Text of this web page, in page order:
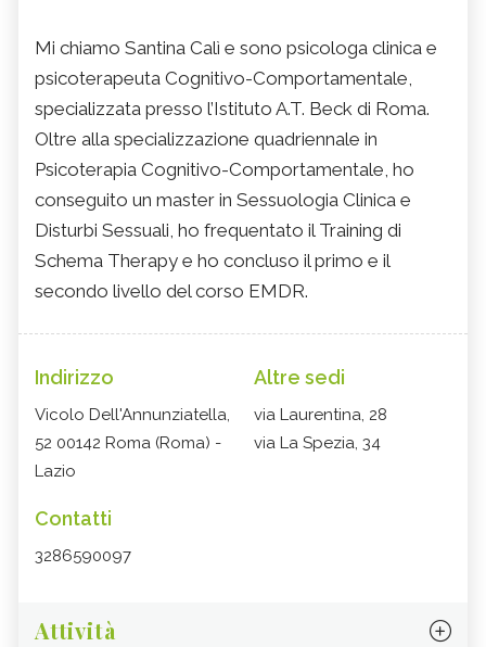
Mi chiamo Santina Calì e sono psicologa clinica e
psicoterapeuta Cognitivo-Comportamentale,
specializzata presso l’Istituto A.T. Beck di Roma.
Oltre alla specializzazione quadriennale in
Psicoterapia Cognitivo-Comportamentale, ho
conseguito un master in Sessuologia Clinica e
Disturbi Sessuali, ho frequentato il Training di
Schema Therapy e ho concluso il primo e il
secondo livello del corso EMDR.
Indirizzo
Vicolo Dell'Annunziatella,
52 00142 Roma (Roma) -
Lazio
Altre sedi
via Laurentina, 28
via La Spezia, 34
Contatti
3286590097
Attività